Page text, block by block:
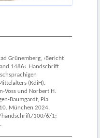
Grünemberg, ›Bericht
1486‹. Handschrift
(KdiH).
Voss und Norbert H.
Baumgardt, Pia
München 2024.
handschrift/100/6/1;